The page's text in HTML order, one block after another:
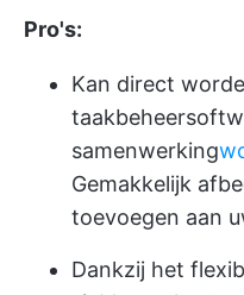
Pro's:
Kan direct
samenwerking
Gemakkelijk
toevoegen aan
Dankzij het